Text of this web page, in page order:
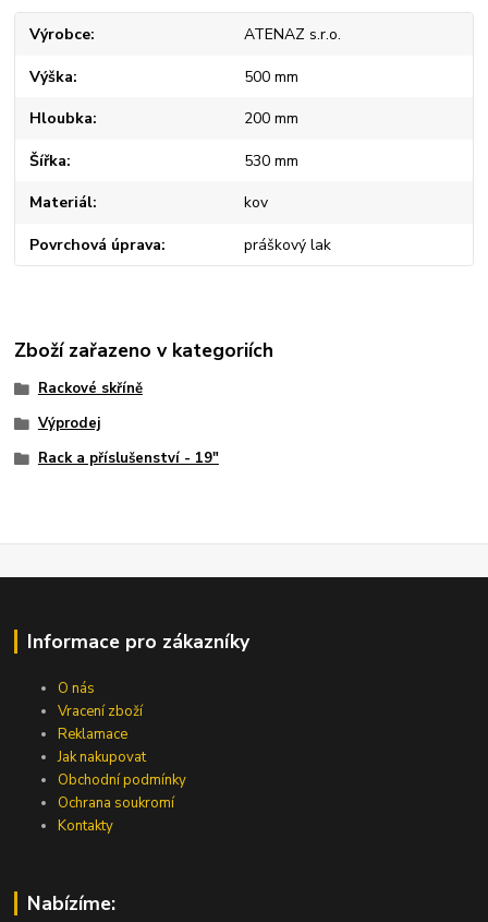
Výrobce ATENAZ s.r.o.
Výška 500 mm
Hloubka 200 mm
Šířka 530 mm
Materiál kov
Povrchová úprava práškový lak
Zboží zařazeno v kategoriích
Rackové skříně
Výprodej
Rack a příslušenství - 19"
Informace pro zákazníky
O nás
Vracení zboží
Reklamace
Jak nakupovat
Obchodní podmínky
Ochrana soukromí
Kontakty
Nabízíme: